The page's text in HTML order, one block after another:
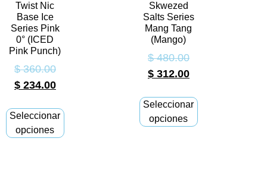
Twist Nic
Base Ice
Series Pink
0° (ICED
Pink Punch)
$360.00
$234.00
Seleccionar
opciones
Skwezed
Salts Series
Mang Tang
(Mango)
$480.00
$312.00
Seleccionar
opciones